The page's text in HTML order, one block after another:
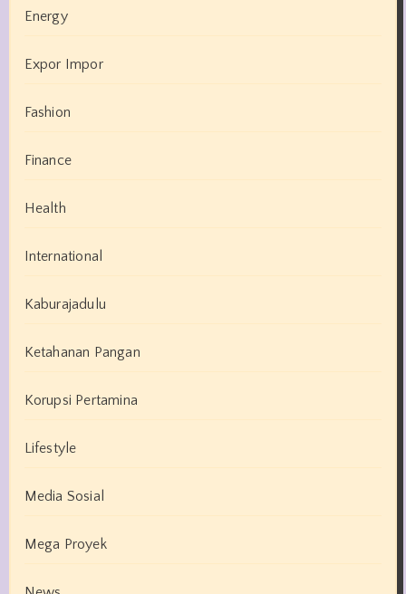
Energy
Expor Impor
Fashion
Finance
Health
International
Kaburajadulu
Ketahanan Pangan
Korupsi Pertamina
Lifestyle
Media Sosial
Mega Proyek